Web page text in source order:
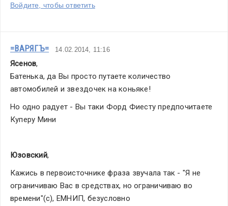
Войдите, чтобы ответить
=ВАРЯГЪ= 14.02.2014, 11:16
Ясенов,
Батенька, да Вы просто путаете количество
автомобилей и звездочек на коньяке!
Но одно радует - Вы таки Форд Фиесту предпочитаете
Куперу Мини
Юзовский,
Кажись в первоисточнике фраза звучала так - "Я не
ограничиваю Вас в средствах, но ограничиваю во
времени"(с), ЕМНИП, безусловно